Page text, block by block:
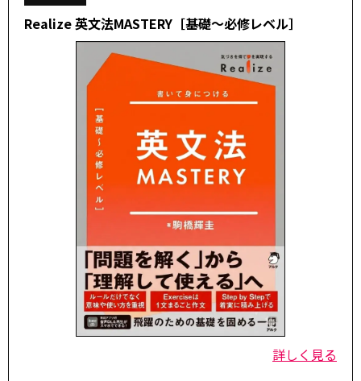
Realize 英文法MASTERY［基礎～必修レベル］
詳しく見る